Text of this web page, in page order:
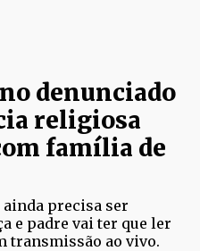
denunciado
religiosa
família de
precisa ser
e padre vai ter que ler
transmissão ao vivo.